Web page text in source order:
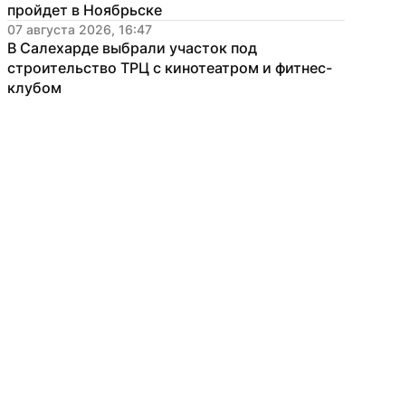
пройдет в Ноябрьске
07 августа 2026, 16:47
В Салехарде выбрали участок под
строительство ТРЦ с кинотеатром и фитнес-
клубом